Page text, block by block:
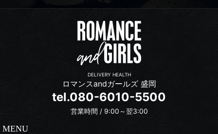
DELIVERY HEALTH
ロマンスandガールズ 盛岡
tel.080-6010-5500
営業時間 / 9:00～翌3:00
MENU